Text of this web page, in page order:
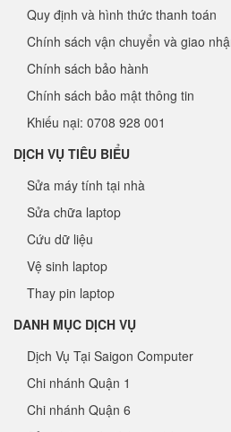
Quy định và hình thức thanh toán
Chính sách vận chuyển và giao
Chính sách bảo hành
Chính sách bảo mật thông tin
Khiếu nại: 0708 928 001
DỊCH VỤ TIÊU BIỂU
Sửa máy tính tại nhà
Sửa chữa laptop
Cứu dữ liệu
Vệ sinh laptop
Thay pin laptop
DANH MỤC DỊCH VỤ
Dịch Vụ Tại Saigon Computer
Chi nhánh Quận 1
Chi nhánh Quận 6